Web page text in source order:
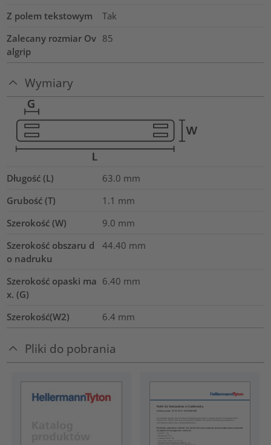
Z polem tekstowym
Tak
Zalecany rozmiar Ov
algrip
85
Wymiary
Długość (L) 63.0 mm
Grubość (T)
1.1 mm
Szerokość (W)
9.0 mm
Szerokość obszaru d
o nadruku
44.40 mm
Szerokość opaski ma
x. (G)
6.40 mm
Szerokość(W2) 6.4 mm
Pliki do pobrania